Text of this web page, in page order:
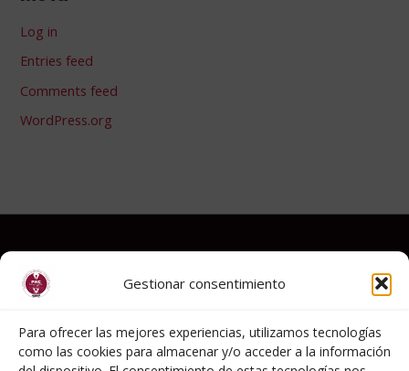
Gestionar consentimiento
Para ofrecer las mejores experiencias, utilizamos tecnologías
como las cookies para almacenar y/o acceder a la información
Log in
Entries feed
Comments feed
WordPress.org
Política de Privacidad